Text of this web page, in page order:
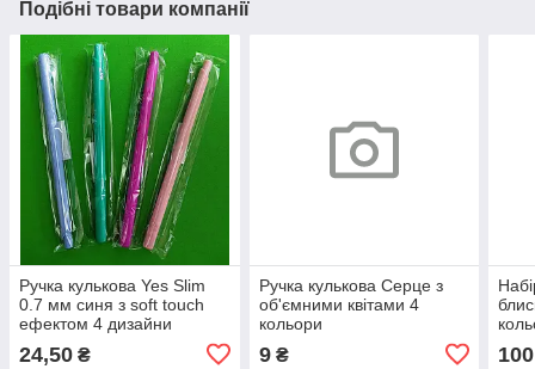
Подібні товари компанії
Ручка кулькова Yes Slim
0.7 мм синя з soft touch
ефектом 4 дизайни
24,50 ₴
Ручка кулькова Серце з
об'ємними квітами 4
кольори
9₴ 100